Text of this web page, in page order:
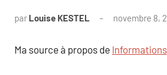
par Louise KESTEL novembre 8,
Ma source à propos de